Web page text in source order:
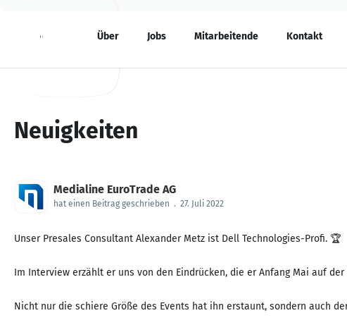
Neuigkeiten Über Jobs Mitarbeitende Kontakt
Neuigkeiten
Medialine EuroTrade AG
hat einen Beitrag geschrieben . 27. Juli 2022
Unser Presales Consultant Alexander Metz ist Dell Technologies-Profi. 🏆
Im Interview erzählt er uns von den Eindrücken, die er Anfang Mai auf
Nicht nur die schiere Größe des Events hat ihn erstaunt, sondern auch